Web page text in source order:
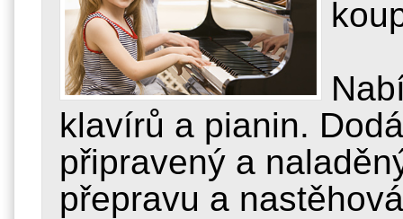
klavírů a pianin.
připravený a
přepravu a